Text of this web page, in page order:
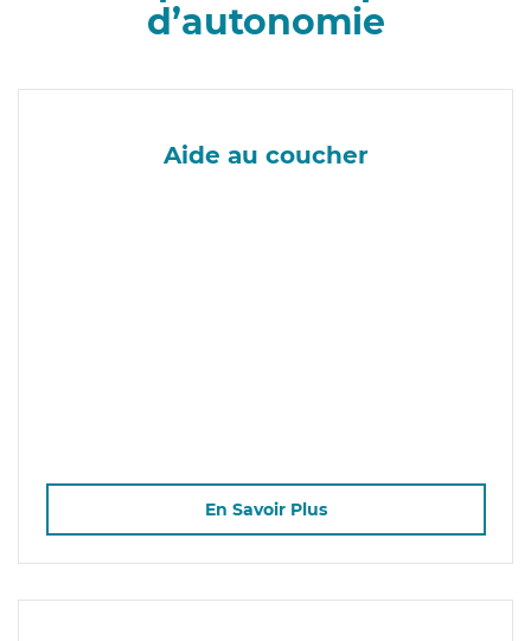
d’autonomie
Aide au coucher
En Savoir Plus